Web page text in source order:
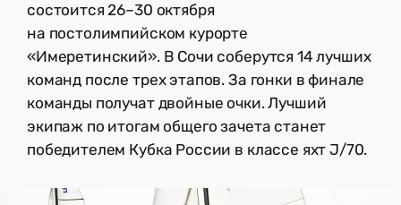
состоится 26–30 октября
на постолимпийском курорте
«Имеретинский». В Сочи соберутся 14 лучших
команд после трех этапов. За гонки в финале
команды получат двойные очки. Лучший
экипаж по итогам общего зачета станет
победителем Кубка России в классе яхт J/70.